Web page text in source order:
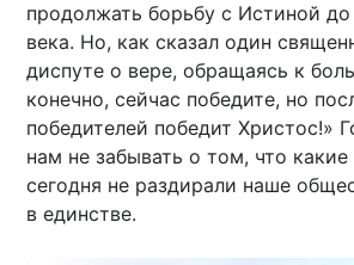
продолжать борьбу с Истиной до
века. Но, как сказал один
диспуте о вере, обращаясь к
конечно, сейчас победите, но
победителей победит Христос!»
нам не забывать о том, что
сегодня не раздирали наше
в единстве.